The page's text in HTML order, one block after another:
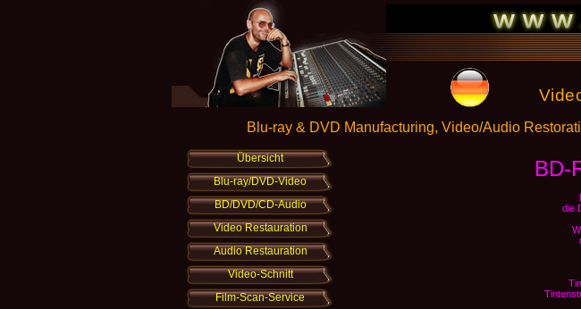
Blu-ray & DVD Manufacturing, Video/Audio
Übersicht
Blu-ray/DVD-Video
BD/DVD/CD-Audio
Video Restauration
Audio Restauration
Video-Schnitt
Film-Scan-Service
BD-
die